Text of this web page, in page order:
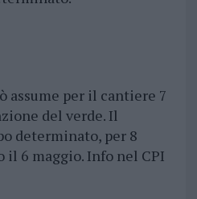
assume per il cantiere 7
del verde. Il
determinato, per 8
il 6 maggio. Info nel CPI